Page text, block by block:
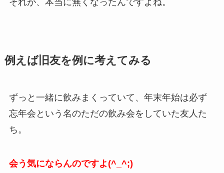
それが、本当に無くなったんですよね。
例えば旧友を例に考えてみる
ずっと一緒に飲みまくっていて、年末年始は必ず
忘年会という名のただの飲み会をしていた友人た
ち。
会う気にならんのですよ(^_^;)